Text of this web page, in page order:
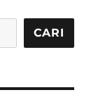
CARI